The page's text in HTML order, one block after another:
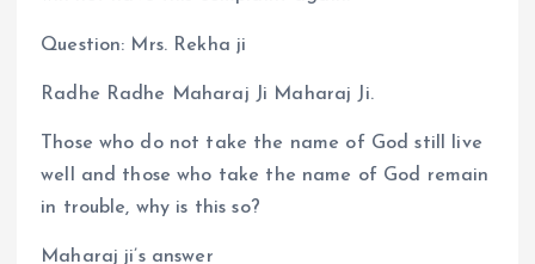
Question: Mrs. Rekha ji
Radhe Radhe Maharaj Ji Maharaj Ji.
Those who do not take the name of God still live
well and those who take the name of God remain
in trouble, why is this so?
Maharaj ji’s answer